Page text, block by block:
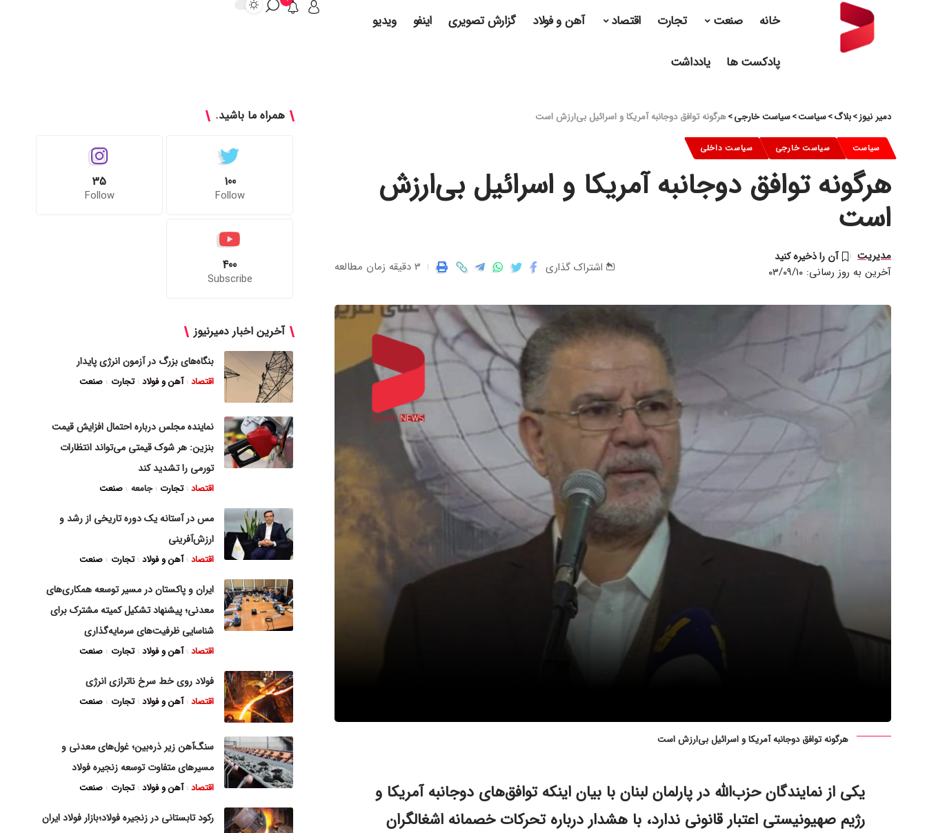
خانه صنعت تجارت اقتصاد آهن و فولاد گزارش تصویری اینفو ویدیو
پادکست ها یادداشت
دمیر نیوز>بلاگ>سیاست>سیاست خارجی>هرگونه توافق دوجانبه آمریکا و اسرائیل بی‌ارزش است
سیاست سیاست خارجی سیاست داخلی
هرگونه توافق دوجانبه آمریکا و اسرائیل بی‌ارزش
است
آخرین به روز رسانی: ۰۳/۰۹/۱۰
مدیریت
اشتراک گذاری 3 دقیقه زمان مطالعه
هرگونه توافق دوجانبه آمریکا و اسرائیل بی‌ارزش است
یکی از نمایندگان حزب‌الله در پارلمان لبنان با بیان اینکه توافق‌های دوجانبه آمریکا و
رژیم صهیونیستی اعتبار قانونی ندارد، با هشدار درباره تحرکات خصمانه اشغالگران
همراه ما باشید.
100
Follow
35
Follow
400
Subscribe
آخرین اخبار دمیرنیوز
بنگاه‌های بزرگ در آزمون انرژی پایدار
اقتصاد آهن و فولاد تجارت صنعت
نماینده مجلس درباره احتمال افزایش قیمت
بنزین: هر شوک قیمتی می‌تواند انتظارات
تورمی را تشدید کند
اقتصاد تجارت جامعه صنعت
مس در آستانه یک دوره تاریخی از رشد و
ارزش‌آفرینی
اقتصاد آهن و فولاد تجارت صنعت
ایران و پاکستان در مسیر توسعه همکاری‌های
معدنی؛ پیشنهاد تشکیل کمیته مشترک برای
شناسایی ظرفیت‌های سرمایه‌گذاری
اقتصاد آهن و فولاد تجارت صنعت
فولاد روی خط سرخ ناترازی انرژی
اقتصاد آهن و فولاد تجارت صنعت
سنگ‌آهن زیر ذره‌بین؛ غول‌های معدنی و
مسیر‌های متفاوت توسعه زنجیره فولاد
اقتصاد آهن و فولاد تجارت صنعت
رکود تابستانی در زنجیره فولاد؛بازار فولاد ایران